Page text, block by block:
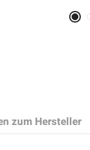
zum Hersteller